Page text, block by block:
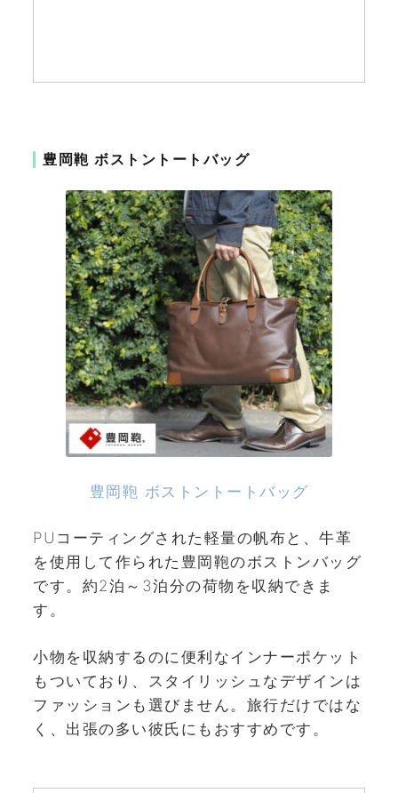
豊岡鞄 ボストントートバッグ
豊岡鞄 ボストントートバッグ
PUコーティングされた軽量の帆布と、牛革
を使用して作られた豊岡鞄のボストンバッグ
です。約2泊～3泊分の荷物を収納できま
す。
小物を収納するのに便利なインナーポケット
もついており、スタイリッシュなデザインは
ファッションも選びません。旅行だけではな
く、出張の多い彼氏にもおすすめです。